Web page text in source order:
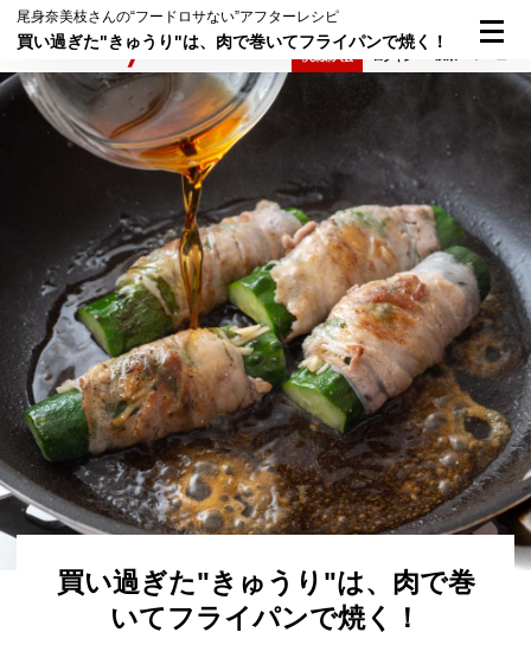
尾身奈美枝さんの“フードロサない”アフターレシピ
買い過ぎた"きゅうり"は、肉で巻いてフライパンで焼く！
買い過ぎた"きゅうり"は、肉で巻
いてフライパンで焼く！